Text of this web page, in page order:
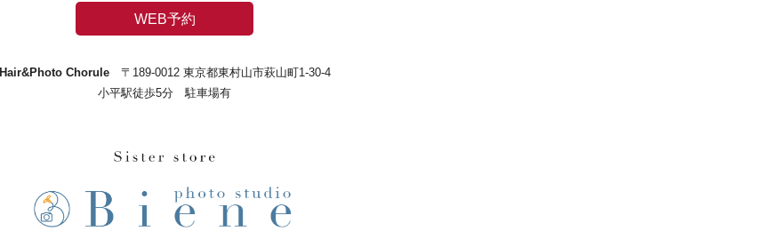
WEB予約
Hair&Photo Chorule
〒189-0012 東京都東村山市萩山町1-30-4
小平駅徒歩5分 駐車場有